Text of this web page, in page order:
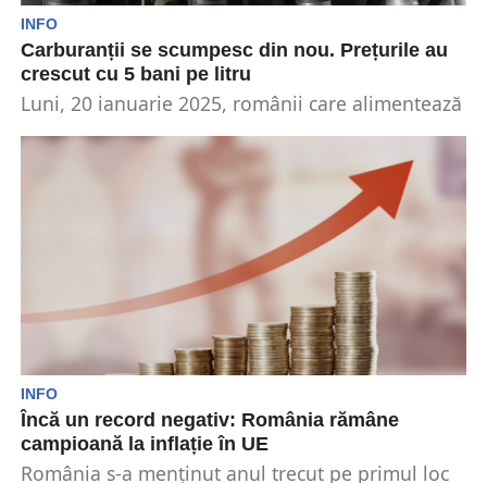
INFO
Carburanții se scumpesc din nou. Prețurile au
crescut cu 5 bani pe litru
Luni, 20 ianuarie 2025, românii care alimentează
a...
INFO
Încă un record negativ: România rămâne
campioană la inflație în UE
România s-a menținut anul trecut pe primul loc